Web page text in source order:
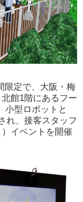
限定で、大阪・梅
館1階にあるフー
小型ロボットと
れ、接客スタッフ
イベントを開催